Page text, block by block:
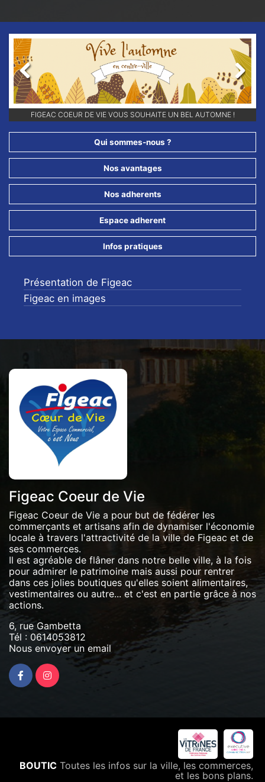
RETROUVEZ-NOUS SUR NOS RÉSEAUX SOCIAUX ET ABONNEZ-VOUS
POUR NE RIEN LOUPER DE NOS ANIMATIONS !!
Previous Next
Qui sommes-nous ?
Nos avantages
Nos adherents
Espace adherent
Infos pratiques
Présentation de Figeac
Figeac en images
Figeac Coeur de Vie
Figeac Coeur de Vie a pour but de fédérer les
commerçants et artisans afin de dynamiser l'économie
locale à travers l'attractivité de la ville de Figeac et de
ses commerces.
Il est agréable de flâner dans notre belle ville, à la fois
pour admirer le patrimoine mais aussi pour rentrer
dans ces jolies boutiques qu'elles soient alimentaires,
vestimentaires ou autre... et c'est en partie grâce à nos
actions.
6, rue Gambetta
Tél : 0614053812
Nous envoyer un email
BOUTIC Toutes les infos sur la ville, les commerces,
et les bons plans.